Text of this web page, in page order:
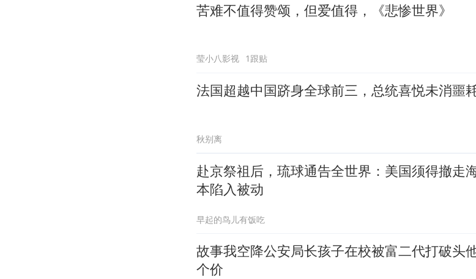
苦难不值得赞颂，但爱值得，《悲惨世界》
莹小八影视 1跟贴
法国超越中国跻身全球前三，总统喜悦未消噩
秋别离
赴京祭祖后，琉球通告全世界：美国须得撤走
本陷入被动
早起的鸟儿有饭吃
故事我空降公安局长孩子在校被富二代打破头
个价